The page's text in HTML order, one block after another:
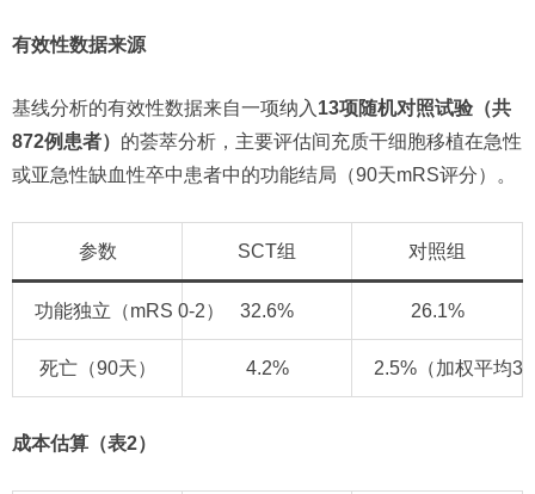
有效性数据来源
基线分析的有效性数据来自一项纳入 13项随机对照试验（共
872例患者） 的荟萃分析，主要评估间充质干细胞移植在急性
或亚急性缺血性卒中患者中的功能结局（90天mRS评分）。
参数 SCT组 对照组
功能独立（mRS 0-2） 32.6% 26.1%
死亡（90天） 4.2% 2.5%（加权平均
成本估算（表2）